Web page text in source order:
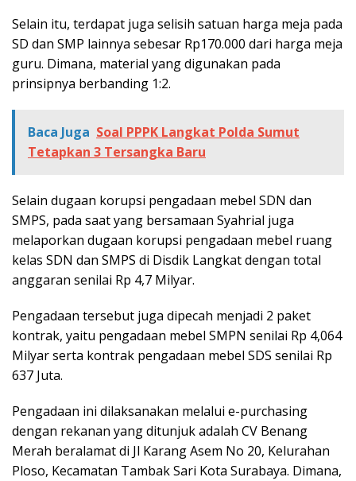
Selain itu, terdapat juga selisih satuan harga meja pada
SD dan SMP lainnya sebesar Rp170.000 dari harga meja
guru. Dimana, material yang digunakan pada
prinsipnya berbanding 1:2.
Baca Juga Soal PPPK Langkat Polda Sumut
Tetapkan 3 Tersangka Baru
Selain dugaan korupsi pengadaan mebel SDN dan
SMPS, pada saat yang bersamaan Syahrial juga
melaporkan dugaan korupsi pengadaan mebel ruang
kelas SDN dan SMPS di Disdik Langkat dengan total
anggaran senilai Rp 4,7 Milyar.
Pengadaan tersebut juga dipecah menjadi 2 paket
kontrak, yaitu pengadaan mebel SMPN senilai Rp 4,064
Milyar serta kontrak pengadaan mebel SDS senilai Rp
637 Juta.
Pengadaan ini dilaksanakan melalui e-purchasing
dengan rekanan yang ditunjuk adalah CV Benang
Merah beralamat di Jl Karang Asem No 20, Kelurahan
Ploso, Kecamatan Tambak Sari Kota Surabaya. Dimana,